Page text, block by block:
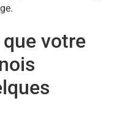
votre